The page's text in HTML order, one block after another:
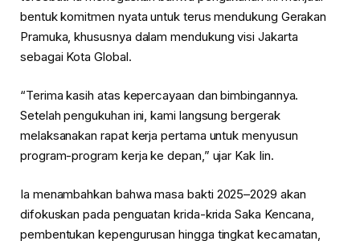
bentuk komitmen nyata untuk terus mendukung Gerakan
Pramuka, khususnya dalam mendukung visi Jakarta
sebagai Kota Global.
“Terima kasih atas kepercayaan dan bimbingannya.
Setelah pengukuhan ini, kami langsung bergerak
melaksanakan rapat kerja pertama untuk menyusun
program-program kerja ke depan,” ujar Kak Iin.
Ia menambahkan bahwa masa bakti 2025–2029 akan
difokuskan pada penguatan krida-krida Saka Kencana,
pembentukan kepengurusan hingga tingkat kecamatan,